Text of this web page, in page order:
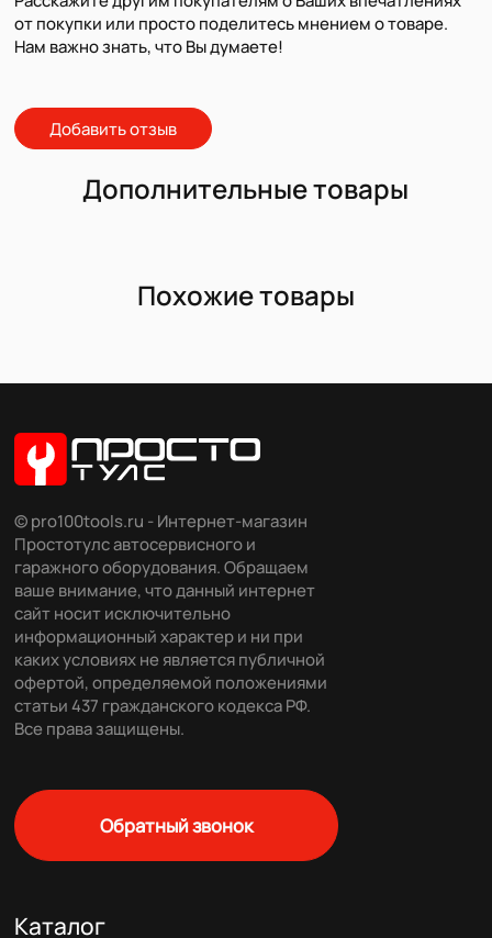
от покупки или просто поделитесь мнением о товаре.
Нам важно знать, что Вы думаете!
Добавить отзыв
Дополнительные товары
Похожие товары
© pro100tools.ru - Интернет-магазин
Простотулс автосервисного и
гаражного оборудования. Обращаем
ваше внимание, что данный интернет
сайт носит исключительно
информационный характер и ни при
каких условиях не является публичной
офертой, определяемой положениями
статьи 437 гражданского кодекса РФ.
Все права защищены.
Обратный звонок
Каталог